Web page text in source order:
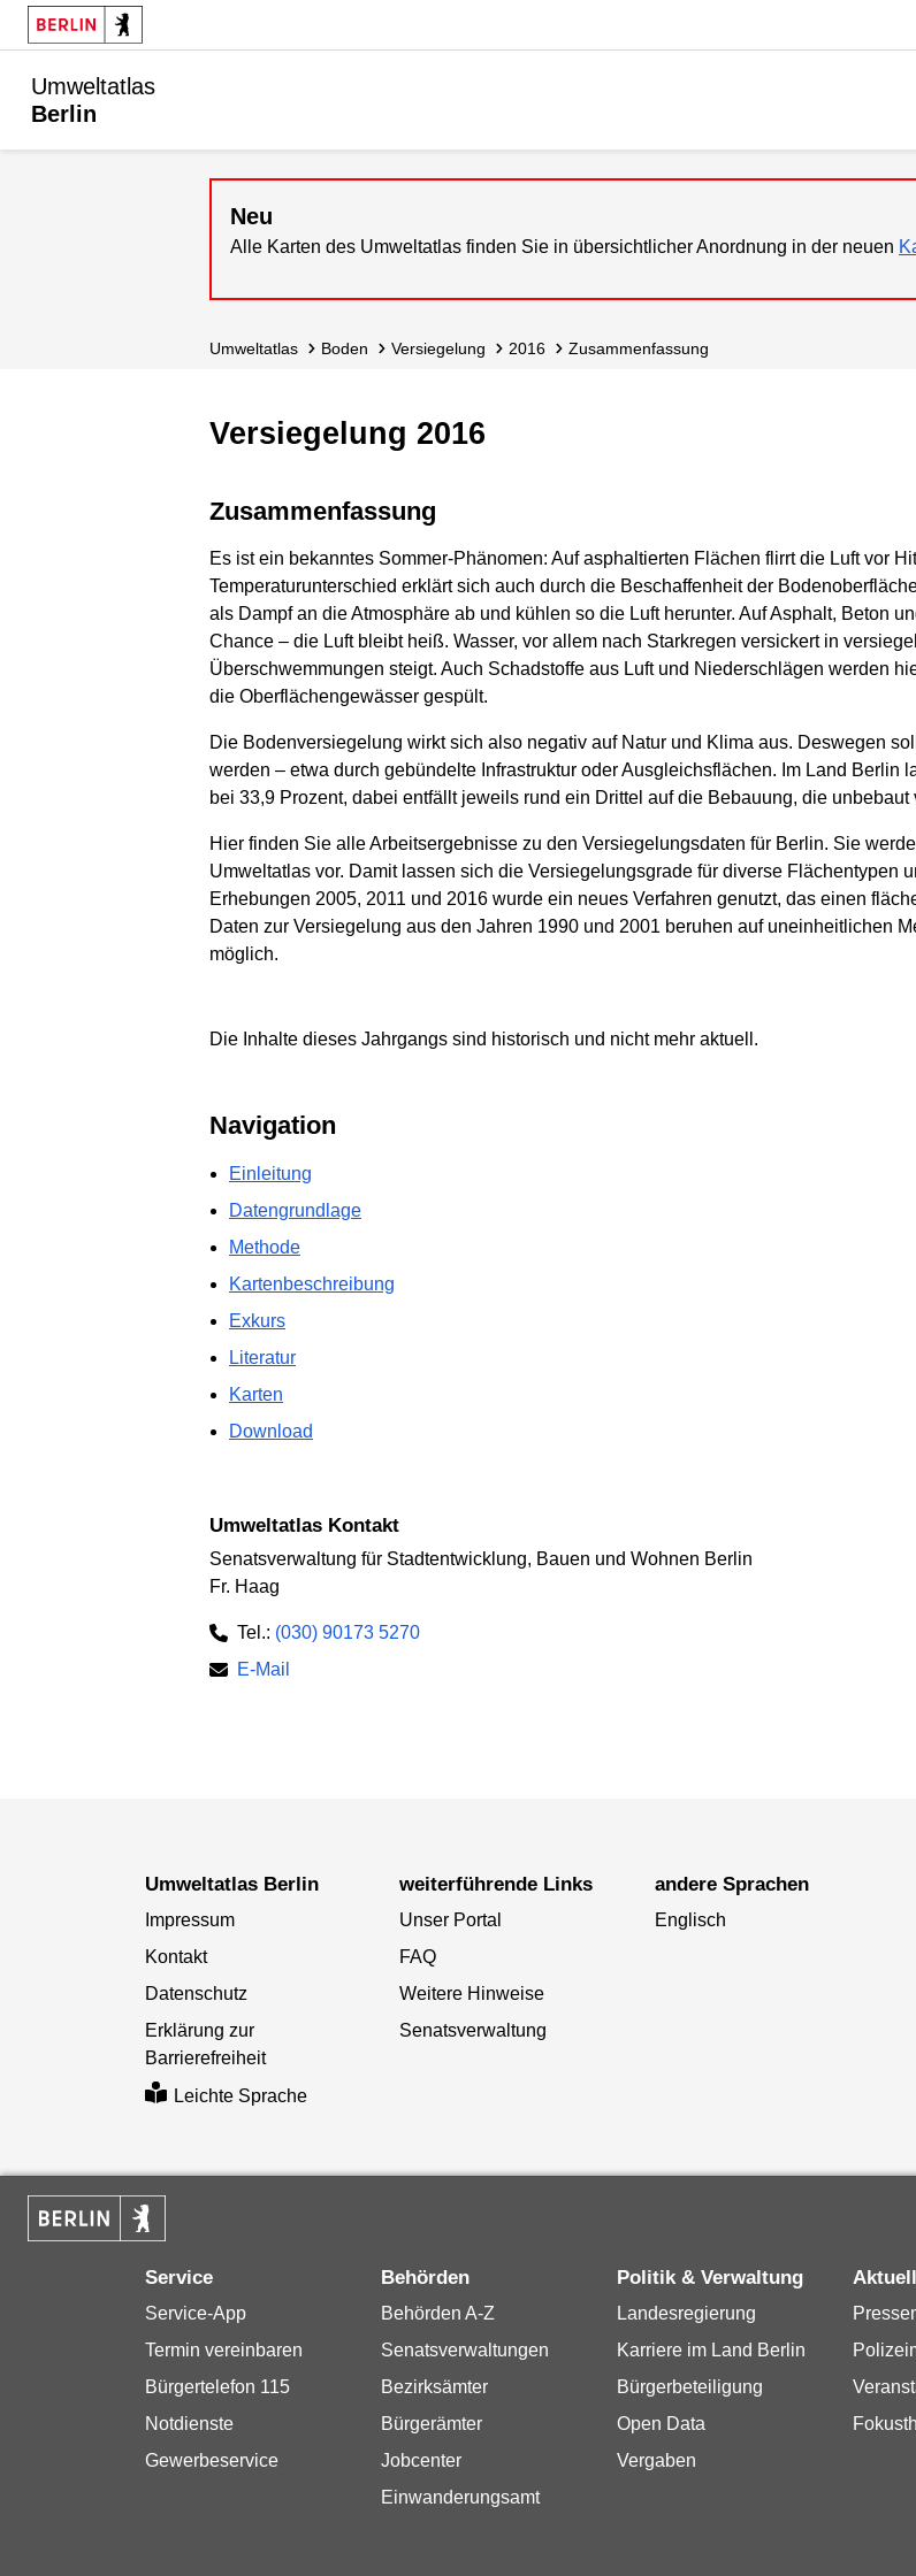
Umweltatlas
Berlin
Neu
Alle Karten des Umweltatlas finden Sie in übersichtlicher Anordnung in der neuen
Umweltatlas Boden Versiegelung 2016 Zusammen­fassung
Versiegelung 2016
Zusammenfassung
Es ist ein bekanntes Sommer-Phänomen: Auf asphaltierten Flächen flirrt die Luft vor
Temperaturunterschied erklärt sich auch durch die Beschaffenheit der
als Dampf an die Atmosphäre ab und kühlen so die Luft herunter. Auf Asphalt, Beton
Chance – die Luft bleibt heiß. Wasser, vor allem nach Starkregen versickert in
Überschwemmungen steigt. Auch Schadstoffe aus Luft und Niederschlägen werden
die Oberflächengewässer gespült.
Die Bodenversiegelung wirkt sich also negativ auf Natur und Klima aus. Deswegen
werden – etwa durch gebündelte Infrastruktur oder Ausgleichsflächen. Im Land Berlin
bei 33,9 Prozent, dabei entfällt jeweils rund ein Drittel auf die Bebauung, die
Hier finden Sie alle Arbeitsergebnisse zu den Versiegelungsdaten für Berlin. Sie
Umweltatlas vor. Damit lassen sich die Versiegelungsgrade für diverse Flächentypen
Erhebungen 2005, 2011 und 2016 wurde ein neues Verfahren genutzt, das einen
Daten zur Versiegelung aus den Jahren 1990 und 2001 beruhen auf uneinheitlichen
möglich.
Die Inhalte dieses Jahrgangs sind historisch und nicht mehr aktuell.
Navigation
Einleitung
Datengrundlage
Methode
Kartenbeschreibung
Exkurs
Literatur
Karten
Download
Umweltatlas Kontakt
Senatsverwaltung für Stadtentwicklung, Bauen und Wohnen Berlin
Fr. Haag
Tel.: (030) 90173 5270
E-Mail
Umweltatlas Berlin
Impressum
Kontakt
Datenschutz
Erklärung zur
Barrierefreiheit
Leichte Sprache
weiterführende Links
Unser Portal
FAQ
Weitere Hinweise
Senatsverwaltung
andere Sprachen
Englisch
Service
Service-App
Termin vereinbaren
Bürgertelefon 115
Notdienste
Gewerbeservice
Behörden
Behörden A-Z
Senatsverwaltungen
Bezirksämter
Bürgerämter
Jobcenter
Einwanderungsamt
Politik & Verwaltung
Landesregierung
Karriere im Land Berlin
Bürgerbeteiligung
Open Data
Vergaben